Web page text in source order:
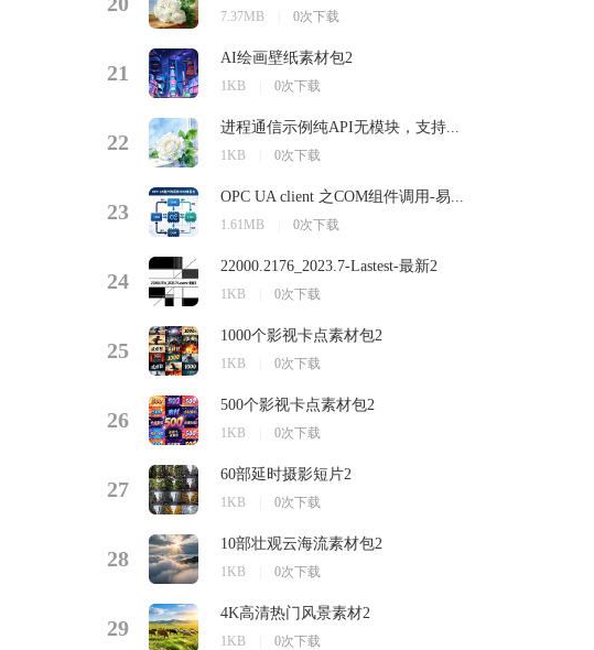
7.37MB 0次下载
21
AI绘画壁纸素材包2
1KB 0次下载
22
进程通信示例纯API无模块，支持...
1KB 0次下载
23
OPC UA client 之COM组件调用-易...
1.61MB 0次下载
24
22000.2176_2023.7-Lastest-最新2
1KB 0次下载
25
1000个影视卡点素材包2
1KB 0次下载
26
500个影视卡点素材包2
1KB 0次下载
27
60部延时摄影短片2
1KB 0次下载
28
10部壮观云海流素材包2
1KB 0次下载
29
4K高清热门风景素材2
1KB 0次下载